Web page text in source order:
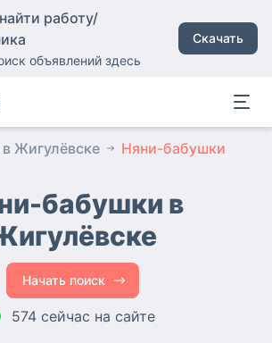
работу/
объявлений здесь
Скачать
Жигулёвске Няни-бабушки
бабушки в
Начать поиск
574 сейчас на сайте